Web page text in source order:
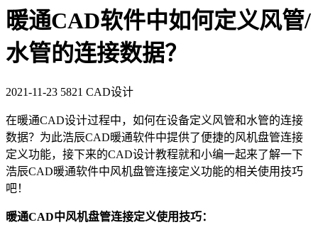
暖通CAD软件中如何定义风管/
水管的连接数据？
2021-11-23 5821 CAD设计
在暖通CAD设计过程中，如何在设备定义风管和水管的连接
数据？为此浩辰CAD暖通软件中提供了便捷的风机盘管连接
定义功能，接下来的CAD设计教程就和小编一起来了解一下
浩辰CAD暖通软件中风机盘管连接定义功能的相关使用技巧
吧！
暖通CAD中风机盘管连接定义使用技巧：